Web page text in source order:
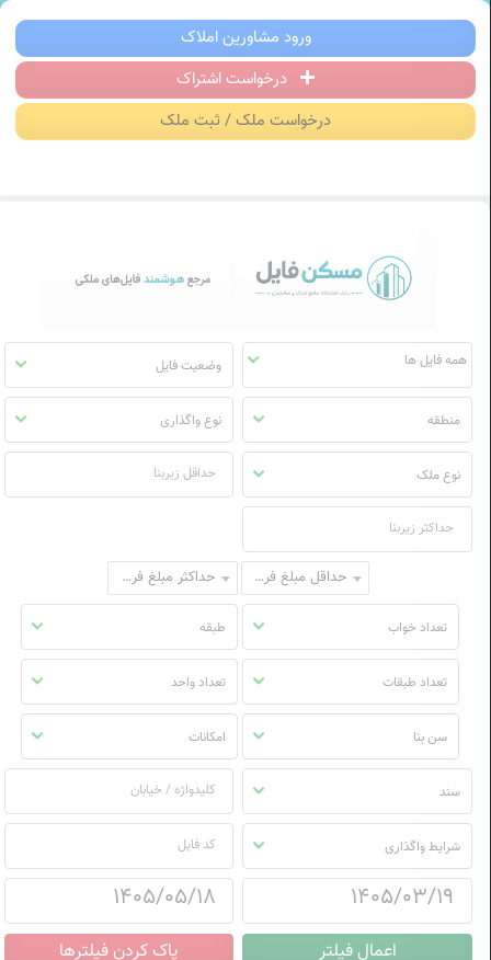
مسکن فایل | خرید، فروش، رهن و اجاره
ورود مشاورین املاک
درخواست اشتراک
درخواست ملک / ثبت ملک
مسکن
فایل
وضعیت فایل
منطقه نوع واگذاری
نوع ملک
حداقل مبلغ فروش حداکثر مبلغ فروش
تعداد خواب طبقه
تعداد طبقات تعداد واحد
سن بنا امکانات
سند
شرایط واگذاری